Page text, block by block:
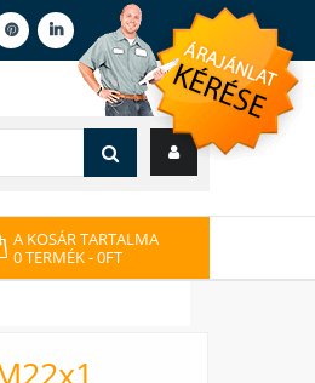
A KOSÁR TARTALMA
0 TERMÉK- 0FT